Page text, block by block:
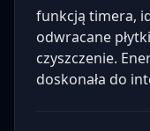
funkcją timera,
odwracane
czyszczenie.
doskonała do